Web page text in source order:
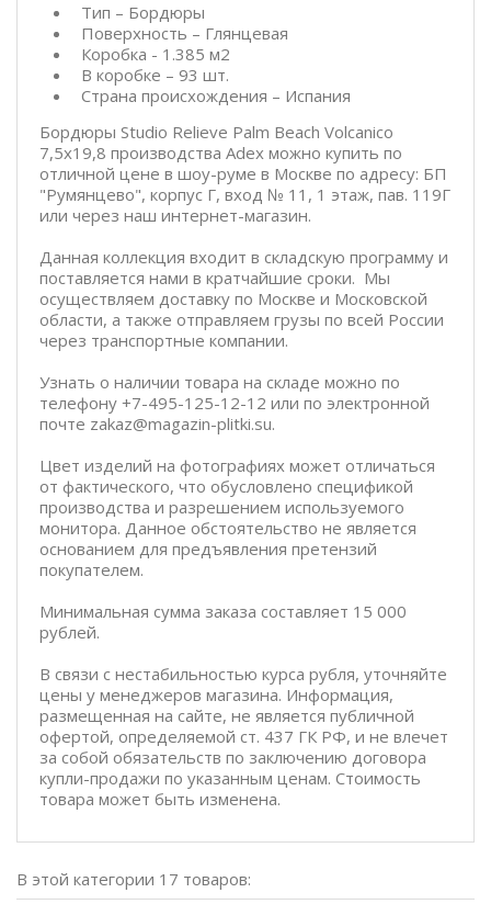
Тип – Бордюры
Поверхность – Глянцевая
Коробка - 1.385 м2
В коробке – 93 шт.
Страна происхождения – Испания
Бордюры Studio Relieve Palm Beach Volcanico
7,5x19,8 производства Adex можно купить по
отличной цене в шоу-руме в Москве по адресу: БП
"Румянцево", корпус Г, вход № 11, 1 этаж, пав. 119Г
или через наш интернет-магазин.
Данная коллекция входит в складскую программу и
поставляется нами в кратчайшие сроки. Мы
осуществляем доставку по Москве и Московской
области, а также отправляем грузы по всей России
через транспортные компании.
Узнать о наличии товара на складе можно по
телефону +7-495-125-12-12 или по электронной
почте zakaz@magazin-plitki.su.
Цвет изделий на фотографиях может отличаться
от фактического, что обусловлено спецификой
производства и разрешением используемого
монитора. Данное обстоятельство не является
основанием для предъявления претензий
покупателем.
Минимальная сумма заказа составляет 15 000
рублей.
В связи с нестабильностью курса рубля, уточняйте
цены у менеджеров магазина. Информация,
размещенная на сайте, не является публичной
офертой, определяемой ст. 437 ГК РФ, и не влечет
за собой обязательств по заключению договора
купли-продажи по указанным ценам. Стоимость
товара может быть изменена.
В этой категории 17 товаров: